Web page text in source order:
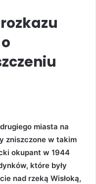
miasta na
zniszczone w takim
okupant w 1944
które były
nad rzeką Wisłoką,